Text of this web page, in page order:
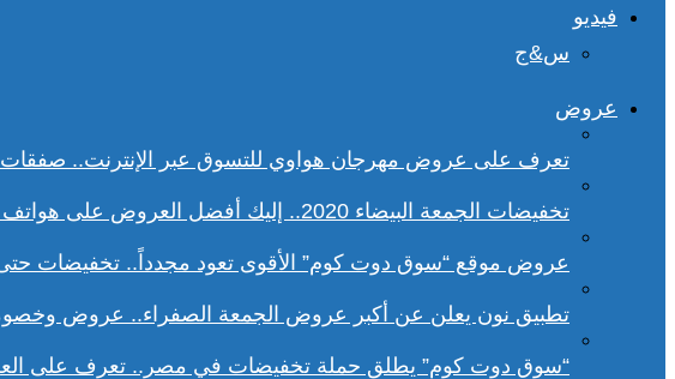
فيديو
س&ج
عروض
تعرف على عروض مهرجان هواوي للتسوق عبر الإنترنت..
تخفيضات الجمعة البيضاء 2020.. إليك أفضل العروض على هواتف سامسونج
عروض موقع “سوق دوت كوم” الأقوى تعود مجدداً.. تخفيضات حتى 70% خلال عروض الجمعة
تطبيق نون يعلن عن أكبر عروض الجمعة الصفراء.. عروض
“سوق دوت كوم” يطلق حملة تخفيضات في مصر.. تعرف على